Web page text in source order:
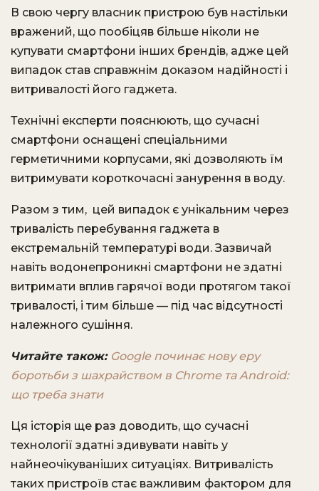
В свою чергу власник пристрою був настільки
вражений, що пообіцяв більше ніколи не
купувати смартфони інших брендів, адже цей
випадок став справжнім доказом надійності і
витривалості його гаджета.
Технічні експерти пояснюють, що сучасні
смартфони оснащені спеціальними
герметичними корпусами, які дозволяють їм
витримувати короткочасні занурення в воду.
Разом з тим, цей випадок є унікальним через
тривалість перебування гаджета в
екстремальній температурі води. Зазвичай
навіть водонепроникні смартфони не здатні
витримати вплив гарячої води протягом такої
тривалості, і тим більше — під час відсутності
належного сушіння.
Читайте також: Google починає нову еру
боротьби з шахрайством в Chrome та Android:
що треба знати
Ця історія ще раз доводить, що сучасні
технології здатні здивувати навіть у
найнеочікуваніших ситуаціях. Витривалість
таких пристроїв стає важливим фактором для